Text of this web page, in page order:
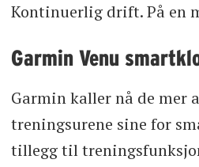
Kontinuerlig drift. På en
Garmin Venu
Garmin kaller nå de mer
treningsurene sine for
tillegg til